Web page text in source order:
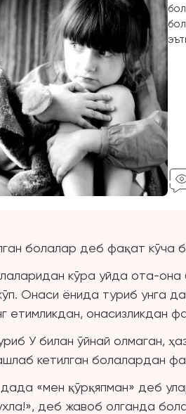
болалар деб фақат кўча
кўра уйда ота-она
Онаси ёнида туриб унга
етимликдан, онасизликдан
У билан ўйнай олмаган,
кетилган болалардан
«мен қўрқяпман» деб
деб жавоб олганда